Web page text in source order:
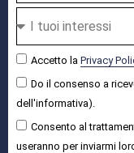
Accetto la Privacy
Do il consenso a
dell'informativa).
Consento al
useranno per inviarmi